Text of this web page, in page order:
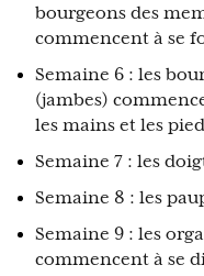
bourgeons des
commencent à se
Semaine 6 : les
(jambes)
les mains et les
Semaine 7 : les
Semaine 8 : les
Semaine 9 : les
commencent à se